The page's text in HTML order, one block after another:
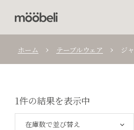
ホーム テーブルウェア ジ
1件の結果を表示中
在庫数で並び替え